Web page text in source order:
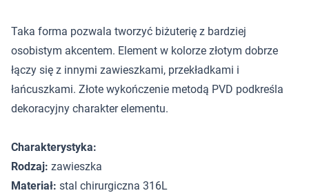
Taka forma pozwala tworzyć biżuterię z bardziej
osobistym akcentem. Element w kolorze złotym dobrze
łączy się z innymi zawieszkami, przekładkami i
łańcuszkami. Złote wykończenie metodą PVD podkreśla
dekoracyjny charakter elementu.
Charakterystyka:
Rodzaj: zawieszka
Materiał: stal chirurgiczna 316L